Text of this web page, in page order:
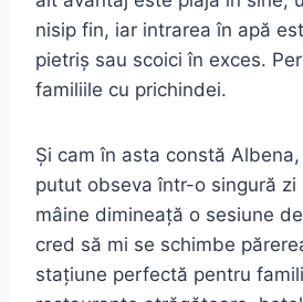
nisip fin, iar intrarea în apă
pietriș sau scoici în exces.
familiile cu prichindei.
Și cam în asta constă
putut obseva într-o singură zi
mâine dimineață o sesiune
cred să mi se schimbe
stațiune perfectă pentru